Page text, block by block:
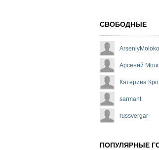
СВОБОДНЫЕ
Арсений
Катерина
sarmant
russvergar
ПОПУЛЯРНЫЕ